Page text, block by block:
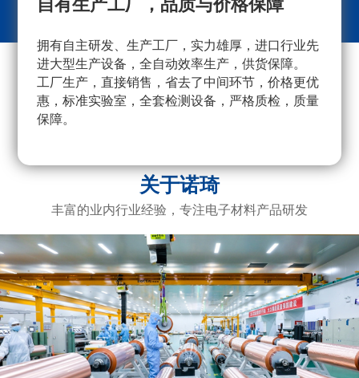
自有生产工厂，品质与价格保障
拥有自主研发、生产工厂，实力雄厚，进口行业先
进大型生产设备，全自动效率生产，供货保障。
工厂生产，直接销售，省去了中间环节，价格更优
惠，标准实验室，全套检测设备，严格质检，质量
保障。
采
关于诺琦
丰富的业内行业经验，专注电子材料产品研发